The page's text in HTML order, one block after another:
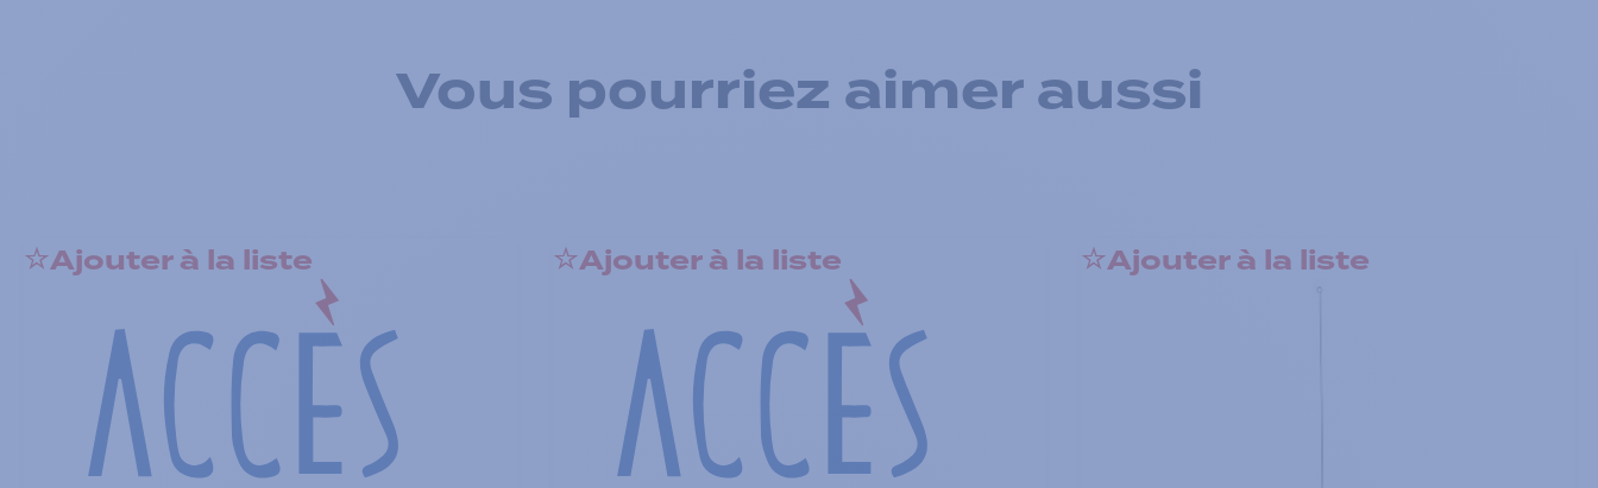
Vous pourriez aimer aussi
Ajouter à la liste Ajouter à la liste Ajouter à la liste